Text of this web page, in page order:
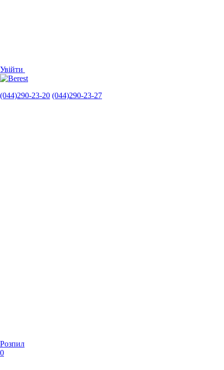
Увійти
(044)290-23-20 (044)290-23-27
Розпил
0